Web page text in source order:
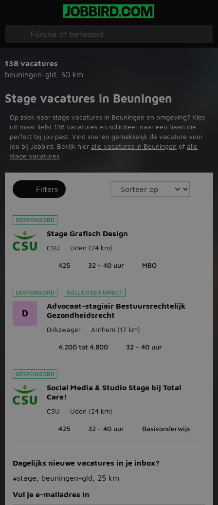
138 vacatures
beuningen-gld
30 km
Stage vacatures in Beuningen
Op zoek naar stage vacatures in Beuningen en omgeving? Kies
uit maar liefst 138 vacatures en solliciteer naar een baan die
perfect bij jou past. Vind snel en gemakkelijk dé vacature voor
jou bij Jobbird. Bekijk hier alle vacatures in Beuningen of alle
stage vacatures
Filters
GESPONSORD
Stage Grafisch Design
CSU Uden (24 km)
425 32 - 40 uur MBO
GESPONSORD SOLLICITEER DIRECT
D
Advocaat-stagiair Bestuursrechtelijk
Gezondheidsrecht
Dirkzwager Arnhem (17 km)
4.200 tot 4.800 32 - 40 uur
GESPONSORD
Social Media & Studio Stage bij Total
Care!
CSU Uden (24 km)
425 32 - 40 uur Basisonderwijs
Dagelijks nieuwe vacatures in je inbox?
#stage, beuningen-gld, 25 km
Vul je e-mailadres in